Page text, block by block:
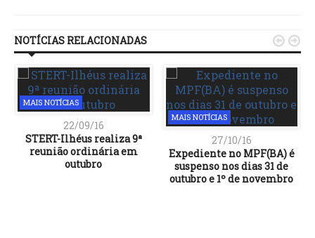
NOTÍCIAS RELACIONADAS
MAIS NOTÍCIAS
22/09/16
STERT-Ilhéus realiza 9ª
reunião ordinária em
outubro
MAIS NOTÍCIAS
27/10/16
Expediente no MPF(BA) é
suspenso nos dias 31 de
outubro e 1º de novembro
 